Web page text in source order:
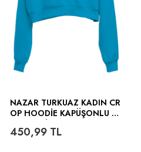
NAZAR TURKUAZ KADIN CR
OP HOODIE KAPÜŞONLU S
450,99 TL